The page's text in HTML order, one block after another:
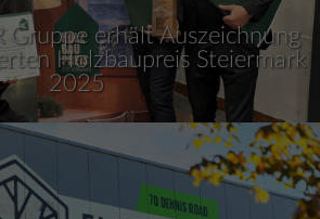
Gruppe erhält Auszeichnung
Holzbaupreis Steiermark
2025